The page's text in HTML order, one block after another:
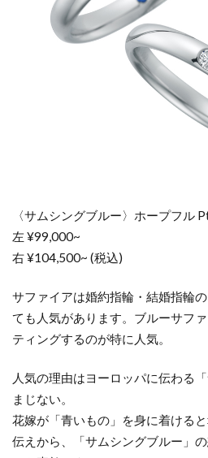
〈サムシングブルー〉ホープフル
左 ¥99,000~
右 ¥104,500~ (税込)
サファイアは婚約指輪・結婚指輪
ても人気があります。ブルーサフ
ティングするのが特に人気。
人気の理由はヨーロッパに伝わる
まじない。
花嫁が「青いもの」を身に着ける
伝えから、「サムシングブルー」